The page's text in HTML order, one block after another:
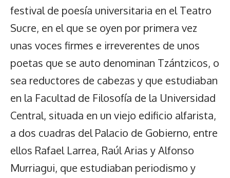
festival de poesía universitaria en el Teatro
Sucre, en el que se oyen por primera vez
unas voces firmes e irreverentes de unos
poetas que se auto denominan Tzántzicos, o
sea reductores de cabezas y que estudiaban
en la Facultad de Filosofía de la Universidad
Central, situada en un viejo edificio alfarista,
a dos cuadras del Palacio de Gobierno, entre
ellos Rafael Larrea, Raúl Arias y Alfonso
Murriagui, que estudiaban periodismo y